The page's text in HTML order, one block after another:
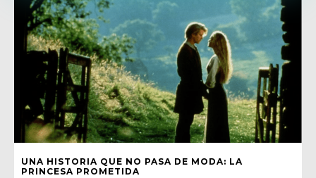
UNA HISTORIA QUE NO PASA DE MODA: LA
PRINCESA PROMETIDA